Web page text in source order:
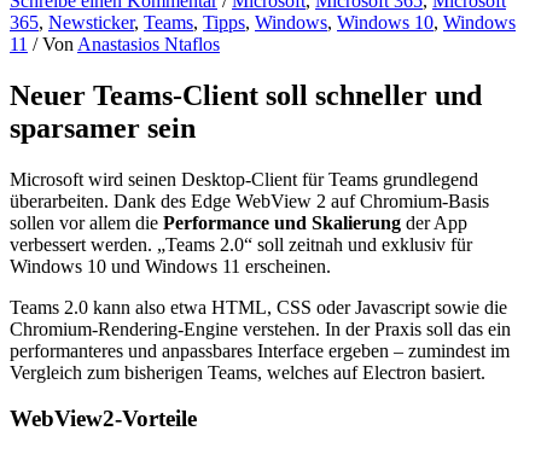
365, Newsticker, Teams, Tipps, Windows, Windows 10, Windows
11 / Von Anastasios Ntaflos
Neuer Teams-Client soll schneller und
sparsamer sein
Microsoft wird seinen Desktop-Client für Teams grundlegend
überarbeiten. Dank des Edge WebView 2 auf Chromium-Basis
sollen vor allem die Performance und Skalierung der App
verbessert werden. „Teams 2.0“ soll zeitnah und exklusiv für
Windows 10 und Windows 11 erscheinen.
Teams 2.0 kann also etwa HTML, CSS oder Javascript sowie die
Chromium-Rendering-Engine verstehen. In der Praxis soll das ein
performanteres und anpassbares Interface ergeben – zumindest im
Vergleich zum bisherigen Teams, welches auf Electron basiert.
WebView2-Vorteile